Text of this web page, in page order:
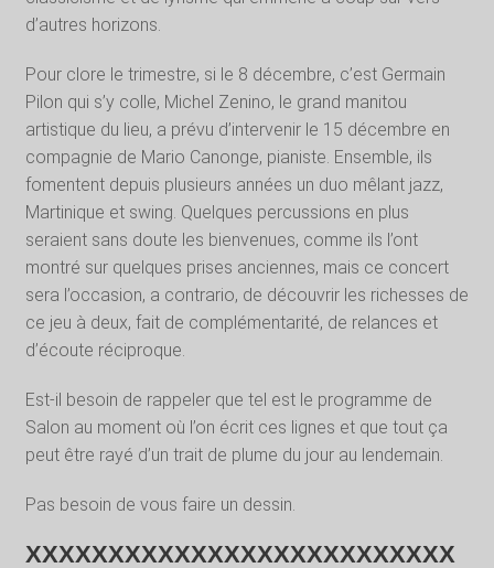
d’autres horizons.
Pour clore le trimestre, si le 8 décembre, c’est Germain
Pilon qui s’y colle, Michel Zenino, le grand manitou
artistique du lieu, a prévu d’intervenir le 15 décembre en
compagnie de Mario Canonge, pianiste. Ensemble, ils
fomentent depuis plusieurs années un duo mêlant jazz,
Martinique et swing. Quelques percussions en plus
seraient sans doute les bienvenues, comme ils l’ont
montré sur quelques prises anciennes, mais ce concert
sera l’occasion, a contrario, de découvrir les richesses de
ce jeu à deux, fait de complémentarité, de relances et
d’écoute réciproque.
Est-il besoin de rappeler que tel est le programme de
Salon au moment où l’on écrit ces lignes et que tout ça
peut être rayé d’un trait de plume du jour au lendemain.
Pas besoin de vous faire un dessin.
XXXXXXXXXXXXXXXXXXXXXXXXXX